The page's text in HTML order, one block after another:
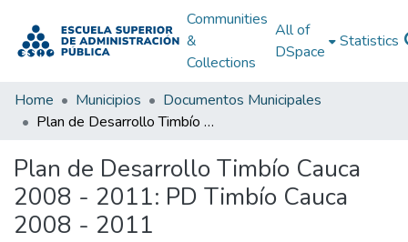
Communities
&
Collections
All of
DSpace
Statistics
Home Municipios
Documentos Municipales
Plan de Desarrollo Timbío Cauca 2008 - 2011: PD Timbío Cauca 2008 - 2011
Plan de Desarrollo Timbío Cauca
2008 - 2011: PD Timbío Cauca
2008 - 2011